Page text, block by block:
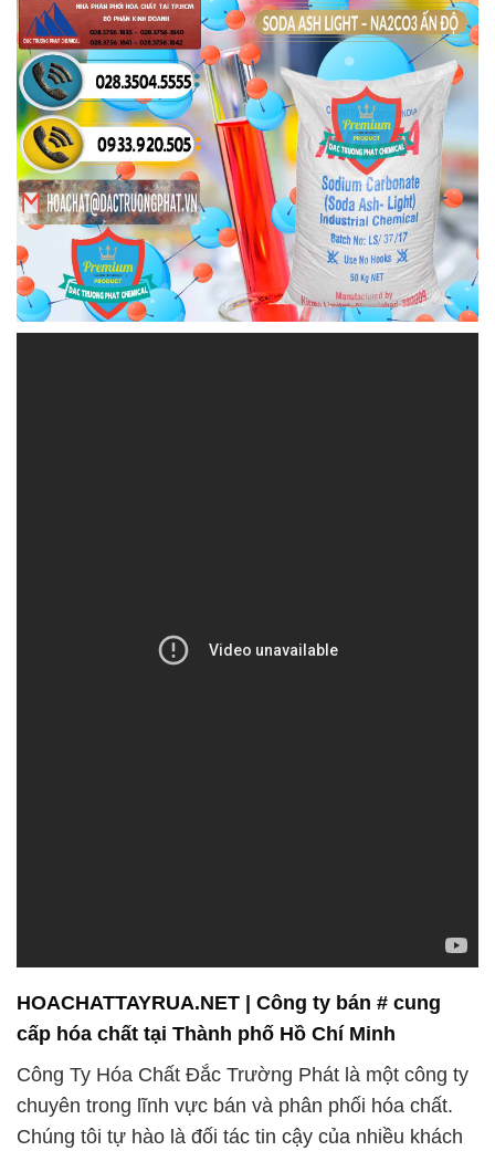
HOACHATTAYRUA.NET | Công ty bán # cung
cấp hóa chất tại Thành phố Hồ Chí Minh
Công Ty Hóa Chất Đắc Trường Phát là một công ty
chuyên trong lĩnh vực bán và phân phối hóa chất.
Chúng tôi tự hào là đối tác tin cậy của nhiều khách